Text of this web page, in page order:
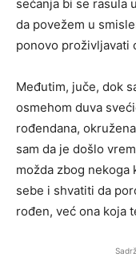
sećanja bi se rasula
da povežem u
ponovo proživljavati
Međutim, juče, dok
osmehom duva
rođendana,
sam da je došlo
možda zbog nekoga
sebe i shvatiti da
rođen, već ona koja